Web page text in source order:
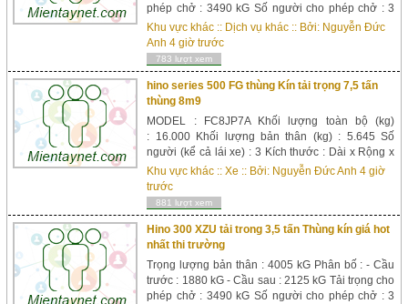
phép chở : 3490 kG Số người cho phép chở : 3
người Trọng lượng toàn bộ : 7690 kG Kích thước
xe : Dài x Rộng x Cao : 7570 x 2190 x 3060 mm
Kích thước lòng th...
Khu vực khác :: Dịch vụ khác :: Bởi: Nguyễn Đức
Anh 4 giờ trước
783 lượt xem
hino series 500 FG thùng Kín tải trọng 7,5 tấn
thùng 8m9
MODEL : FC8JP7A Khối lượng toàn bộ (kg)
: 16.000 Khối lượng bản thân (kg) : 5.645 Số
người (kể cả lái xe) : 3 Kích thước : Dài x Rộng x
Cao (mm) : 10.900 x 2.490 x 2.765 Chiều dài cơ
sở (mm) : 6.430 Kích thước lòng thùng hàng
: 8.700 x 2360 x 2150 Khoảng sáng gầm xe (...
Khu vực khác ::Xe :: Bởi: Nguyễn Đức Anh 4 giờ
trước
881 lượt xem
Hino 300 XZU tải trong 3,5 tấn Thùng kín giá hot
nhất thi trường
Trọng lượng bản thân : 4005 kG Phân bố : - Cầu
trước : 1880 kG - Cầu sau : 2125 kG Tải trọng cho
phép chở : 3490 kG Số người cho phép chở : 3